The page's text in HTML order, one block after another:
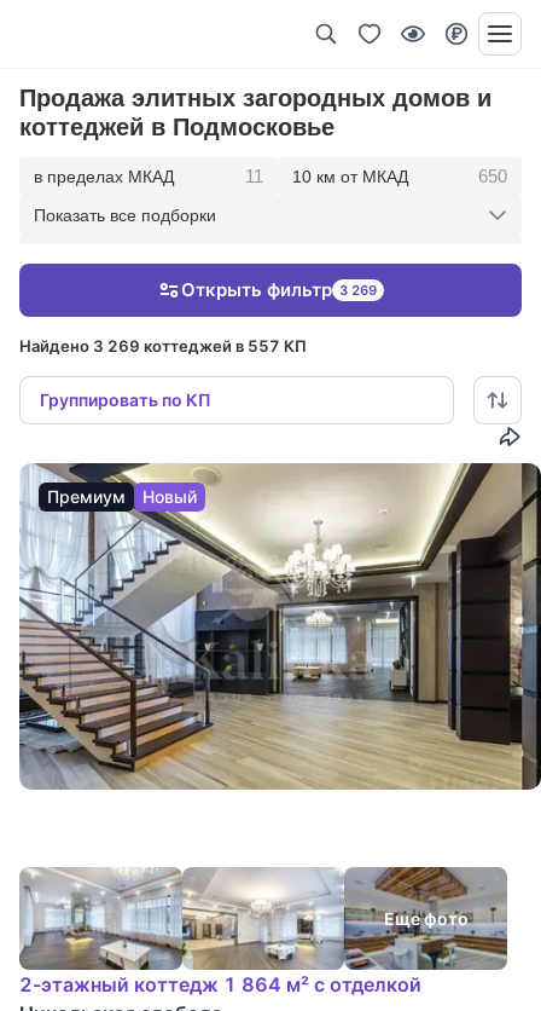
Продажа элитных загородных домов и
коттеджей в Подмосковье
в пределах МКАД 11 10 км от МКАД 650
Показать все подборки
Найдено 3 269 коттеджей в 557 КП
Группировать по КП
Открыть фильтр 3 269
Премиум Новый
Еще фото
2-этажный коттедж 1 864 м² с отделкой